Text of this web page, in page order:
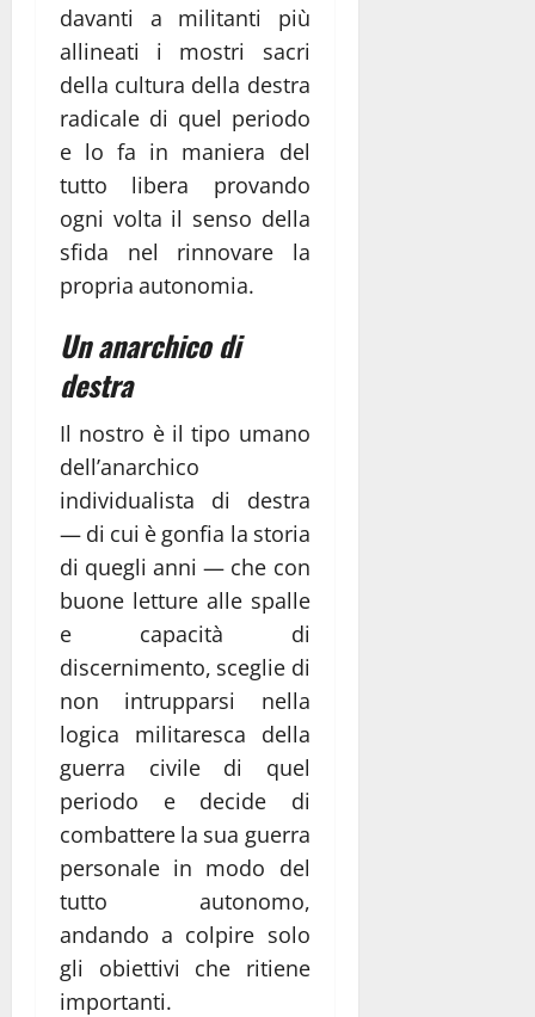
davanti a militanti più
allineati i mostri sacri
della cultura della destra
radicale di quel periodo
e lo fa in maniera del
tutto libera provando
ogni volta il senso della
sfida nel rinnovare la
propria autonomia.
Un anarchico di
destra
Il nostro è il tipo umano
dell’anarchico
individualista di destra
— di cui è gonfia la storia
di quegli anni — che con
buone letture alle spalle
e capacità di
discernimento, sceglie di
non intrupparsi nella
logica militaresca della
guerra civile di quel
periodo e decide di
combattere la sua guerra
personale in modo del
tutto autonomo,
andando a colpire solo
gli obiettivi che ritiene
importanti.